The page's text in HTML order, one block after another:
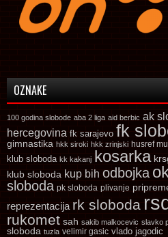
OZNAKE
100 godina slobode aba 2 liga aid berbic ak
hercegovina fk sarajevo fk
gimnastika hkk siroki hkk zrinjski husref
klub sloboda kk kakanj kosarka
klub sloboda kup bih odbojka
sloboda pk sloboda plivanje
reprezentacija rk sloboda
rukomet sah sakib malkocevic slavko
sloboda tuzla velimir gasic vlado jagodic